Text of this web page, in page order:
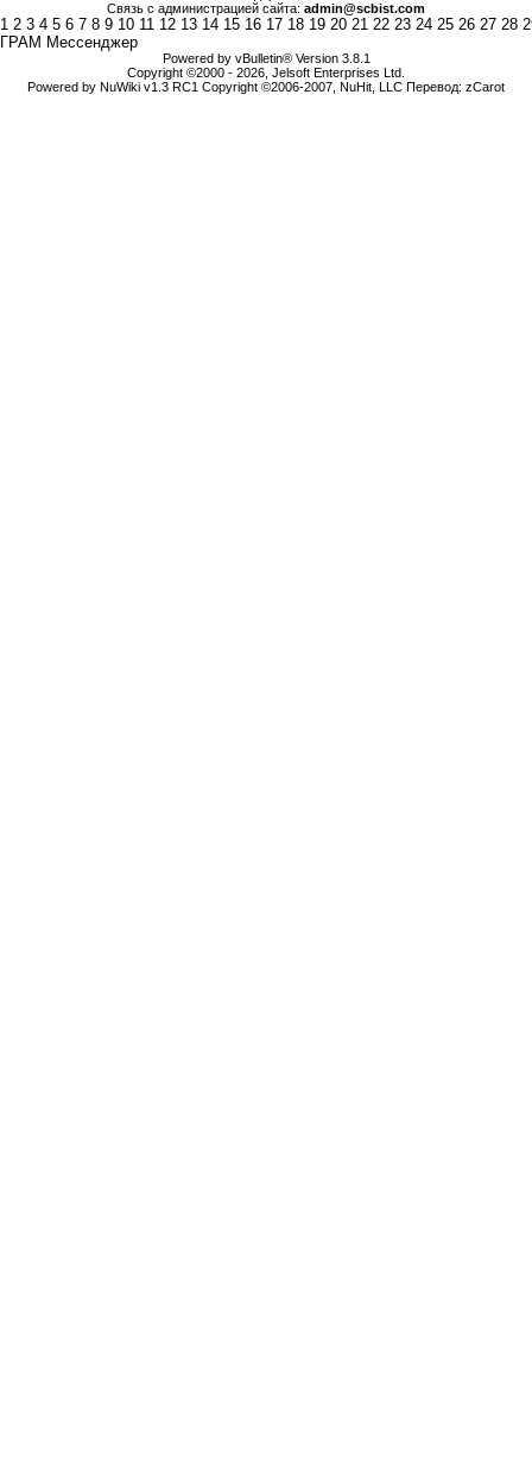
Связь с администрацией сайта: admin@scbist.com
1 2 3 4 5 6 7 8 9 10 11 12 13 14 15 16 17 18 19 20 21 22 23 24 25 26 27 28
ГРАМ Мессенджер
Powered by vBulletin® Version 3.8.1
Copyright ©2000 - 2026, Jelsoft Enterprises Ltd.
Powered by NuWiki v1.3 RC1 Copyright ©2006-2007, NuHit, LLC Перевод: zCarot